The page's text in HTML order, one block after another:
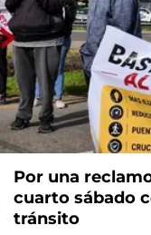
Por una
cuarto sábado
tránsito